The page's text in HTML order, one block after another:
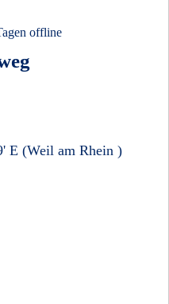
offline
E (Weil am Rhein )